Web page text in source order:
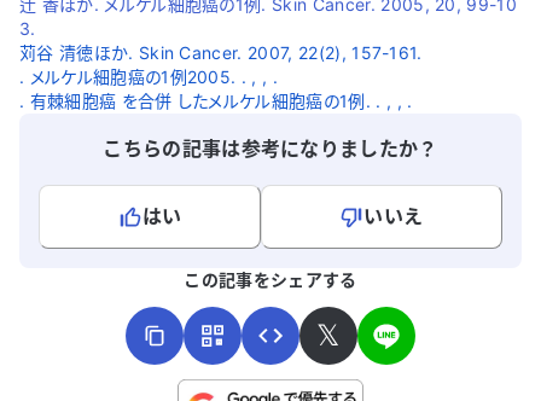
辻 香ほか. メルケル細胞癌の1例. Skin Cancer. 2005, 20, 99-10
3.
苅谷 清徳ほか. Skin Cancer. 2007, 22(2), 157-161.
. メルケル細胞癌の1例2005. . , , .
. 有棘細胞癌 を合併 したメルケル細胞癌の1例. . , , .
こちらの記事は参考になりましたか？
はい
いいえ
この記事をシェアする
𝕏